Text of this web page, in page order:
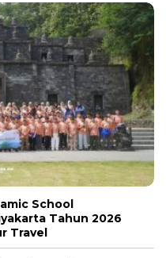
School
Tahun 2026
Travel